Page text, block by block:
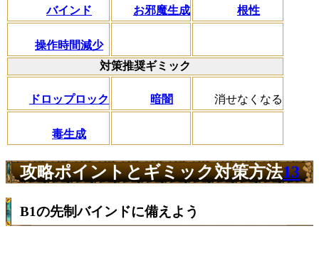
バインド お邪魔生成 根性
操作時間減少
対策推奨ギミック
ドロップロック 暗闇 消せなくなる
毒生成
攻略ポイントとギミック対策方法13
B1の先制バインドに備えよう